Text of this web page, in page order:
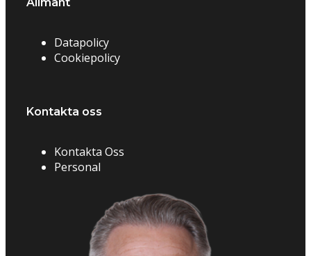
Datapolicy
Cookiepolicy
Kontakta oss
Kontakta Oss
Personal